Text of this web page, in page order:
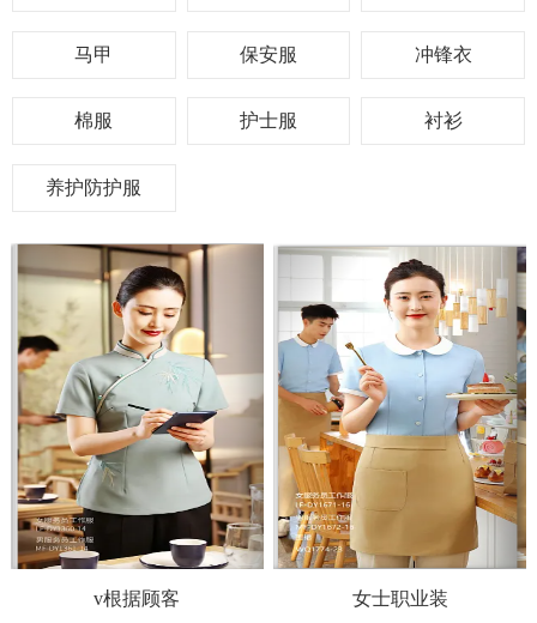
马甲 保安服 冲锋衣
棉服 护士服 衬衫
养护防护服
v根据顾客 女士职业装